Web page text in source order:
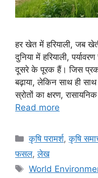
हर खेत में हरियाली, जब
दुनिया में हरियाली,
दूसरे के पूरक हैं। जिस
बढ़ाया, लेकिन साथ ही
स्रोतों का क्षरण,
Read more
कृषि परामर्श,कृषि
फसल,लेख
World